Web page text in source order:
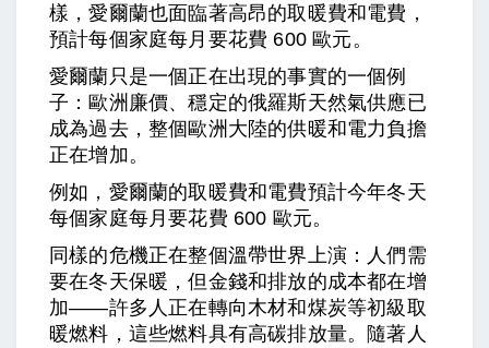
樣，愛爾蘭也面臨著高昂的取暖費和電費，
預計每個家庭每月要花費 600 歐元。
愛爾蘭只是一個正在出現的事實的一個例
子：歐洲廉價、穩定的俄羅斯天然氣供應已
成為過去，整個歐洲大陸的供暖和電力負擔
正在增加。
例如，愛爾蘭的取暖費和電費預計今年冬天
每個家庭每月要花費 600 歐元。
同樣的危機正在整個溫帶世界上演：人們需
要在冬天保暖，但金錢和排放的成本都在增
加——許多人正在轉向木材和煤炭等初級取
暖燃料，這些燃料具有高碳排放量。隨著人